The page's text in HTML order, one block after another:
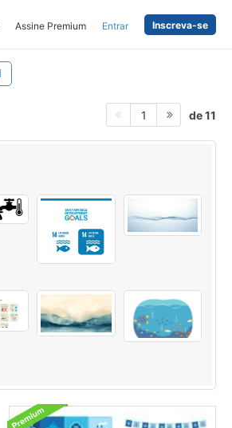
Assine Premium Entrar Inscreva-se
1 de 11